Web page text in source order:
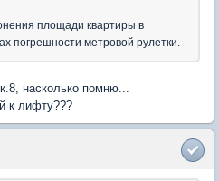
площади квартиры в
погрешности метровой рулетки.
насколько помню...
к лифту???